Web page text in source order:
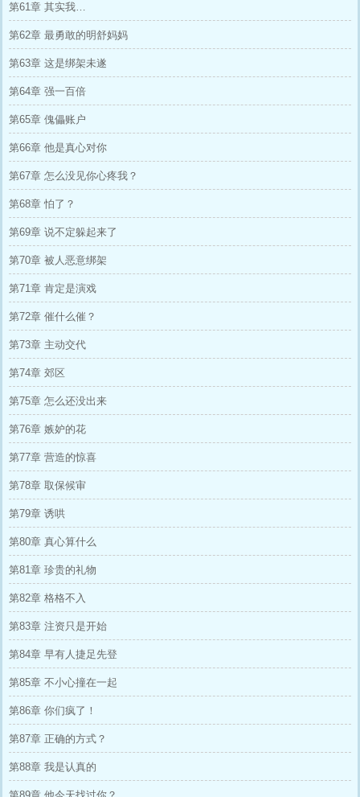
第61章 其实我…
第62章 最勇敢的明舒妈妈
第63章 这是绑架未遂
第64章 强一百倍
第65章 傀儡账户
第66章 他是真心对你
第67章 怎么没见你心疼我？
第68章 怕了？
第69章 说不定躲起来了
第70章 被人恶意绑架
第71章 肯定是演戏
第72章 催什么催？
第73章 主动交代
第74章 郊区
第75章 怎么还没出来
第76章 嫉妒的花
第77章 营造的惊喜
第78章 取保候审
第79章 诱哄
第80章 真心算什么
第81章 珍贵的礼物
第82章 格格不入
第83章 注资只是开始
第84章 早有人捷足先登
第85章 不小心撞在一起
第86章 你们疯了！
第87章 正确的方式？
第88章 我是认真的